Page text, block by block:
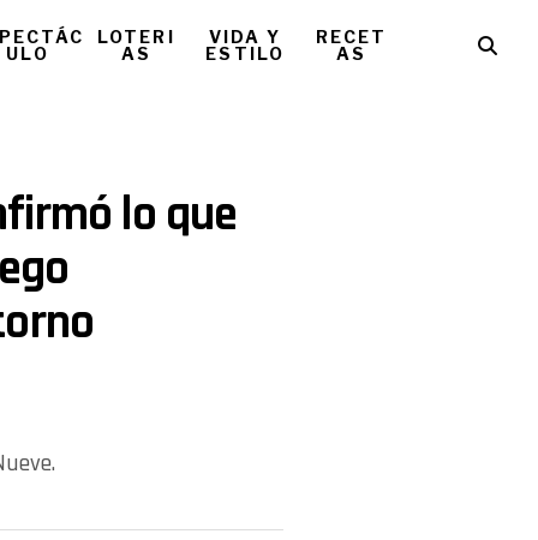
ULO
LOTERI
AS
VIDA Y
ESTILO
RECET
AS
lo que